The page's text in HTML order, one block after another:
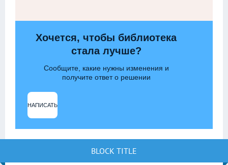
Хочется, чтобы библиотека
стала лучше?
Сообщите, какие нужны изменения и
получите ответ о решении
НАПИСАТЬ
BLOCK TITLE